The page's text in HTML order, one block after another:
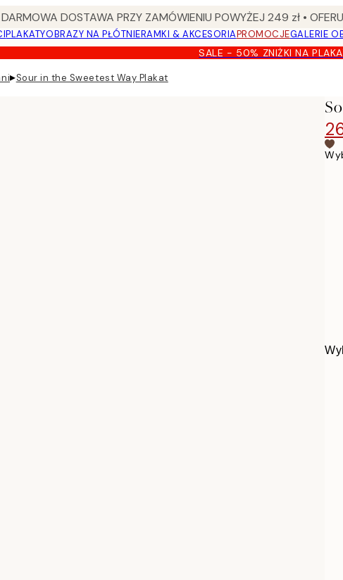
DARMOWA DOSTAWA PRZY ZAMÓWIENIU POWYŻEJ 249 zł •
PLAKATYOBRAZY NA PŁÓTNIERAMKI & AKCESORIAPROMOCJEGALERIE
SALE - 50% ZNIŻKI NA
▸Sour in the Sweetest Way Plakat